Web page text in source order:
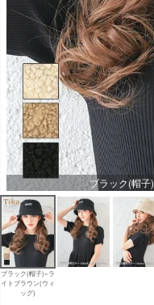
ブラック(帽子
ブラック(帽子)×ラ
イトブラウン(ウィ
ッグ)